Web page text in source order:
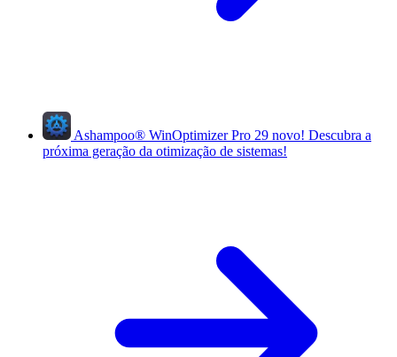
Ashampoo® WinOptimizer Pro 29 novo! Descubra a
próxima geração da otimização de sistemas!